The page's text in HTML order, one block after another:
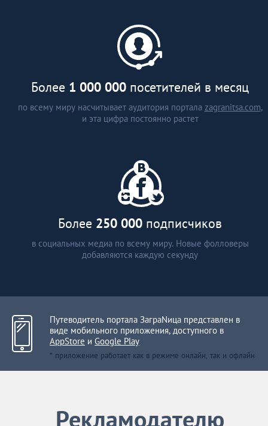
аналитические статьи
интервью с экспертами
Более 1 000 000 посетителей в месяц
по всему миру насчитывает аудитория портала zagranitsa.com,
и эта цифра постоянно растет
Более 250 000 подписчиков
в социальных медиа по всему миру. Новые фолловеры
добавляются каждую секунду
Путеводитель портала ЗаграNица представлен в
виде мобильного приложения, доступного в
AppStore и Google Play
* приложение работает как в режиме онлайн, так и офлайн
Рекламодателю